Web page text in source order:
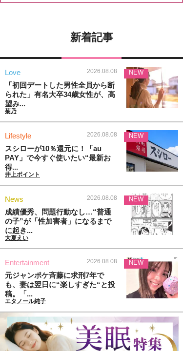
新着記事
Love 2026.08.08
「初回デートした男性全員から断
られた」有名大卒34歳女性が、高
望み...
菊乃
NEW
Lifestyle 2026.08.08
スシローが10％還元に！「au
PAY」で今すぐ使いたい“最新お
得...
井上ポイント
NEW
News 2026.08.08
成績優秀、問題行動なし…“普通
の子”が「性加害者」になるまで
に起き...
大夏えい
NEW
Entertainment 2026.08.08
元ジャンポケ斉藤に求刑7年で
も、妻は翌日に“楽しすぎた“と投
稿。「...
エタノール純子
NEW